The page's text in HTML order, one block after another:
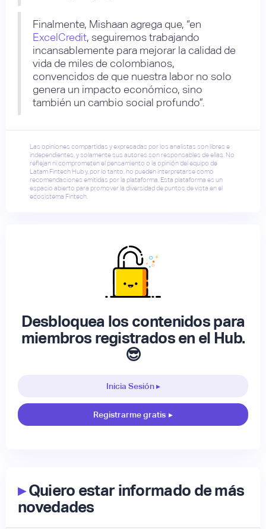
Finalmente, Mishaan agrega que, “en
ExcelCredit, seguiremos trabajando
incansablemente para mejorar la calidad de
vida de miles de colombianos,
convencidos de que nuestra labor no solo
genera un impacto económico, sino
también un cambio social profundo”.
Las opiniones compartidas y expresadas por los analistas son libres e
independientes, y solamente sus autores son responsables de ellas. No
reflejan ni comprometen el pensamiento o la opinión del equipo de
Latam Fintech Hub y, por lo tanto, no pueden interpretarse como
recomendaciones emitidas por la plataforma. Esta plataforma es un
espacio abierto para promover la diversidad de puntos de vista en el
ecosistema Fintech.
Desbloquea los contenidos para
miembros registrados en el Hub.
😎
Inicia Sesión ▸
Registrarme gratis ▸
▸Quiero estar informado de más
novedades